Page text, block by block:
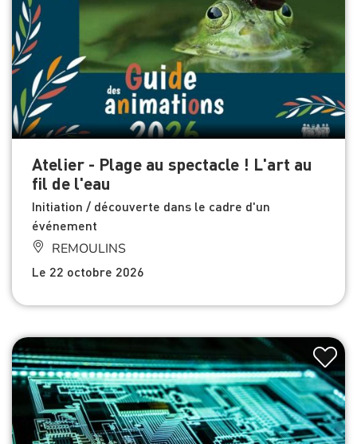
Atelier - Plage au spectacle ! L'art au
fil de l'eau
Initiation / découverte dans le cadre d'un
événement
REMOULINS
Le 22 octobre 2026